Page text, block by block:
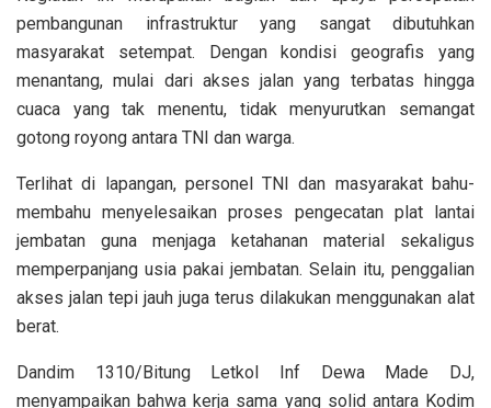
pembangunan infrastruktur yang sangat dibutuhkan
masyarakat setempat. Dengan kondisi geografis yang
menantang, mulai dari akses jalan yang terbatas hingga
cuaca yang tak menentu, tidak menyurutkan semangat
gotong royong antara TNI dan warga.
Terlihat di lapangan, personel TNI dan masyarakat bahu-
membahu menyelesaikan proses pengecatan plat lantai
jembatan guna menjaga ketahanan material sekaligus
memperpanjang usia pakai jembatan. Selain itu, penggalian
akses jalan tepi jauh juga terus dilakukan menggunakan alat
berat.
Dandim 1310/Bitung Letkol Inf Dewa Made DJ,
menyampaikan bahwa kerja sama yang solid antara Kodim